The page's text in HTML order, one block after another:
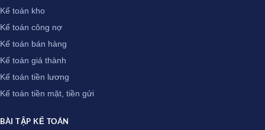
Kế toán kho
Kế toán công nợ
Kế toán bán hàng
Kế toán giá thành
Kế toán tiền lương
Kế toán tiền mặt, tiền gửi
BÀI TẬP KẾ TOÁN